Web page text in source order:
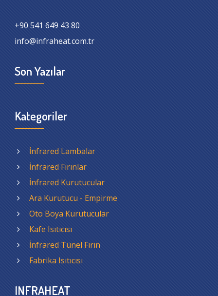
+90 541 649 43 80
info@infraheat.com.tr
Son Yazılar
Kategoriler
İnfrared Lambalar
İnfrared Fırınlar
İnfrared Kurutucular
Ara Kurutucu - Empirme
Oto Boya Kurutucular
Kafe Isıtıcısı
İnfrared Tünel Fırın
Fabrika Isıtıcısı
INFRAHEAT